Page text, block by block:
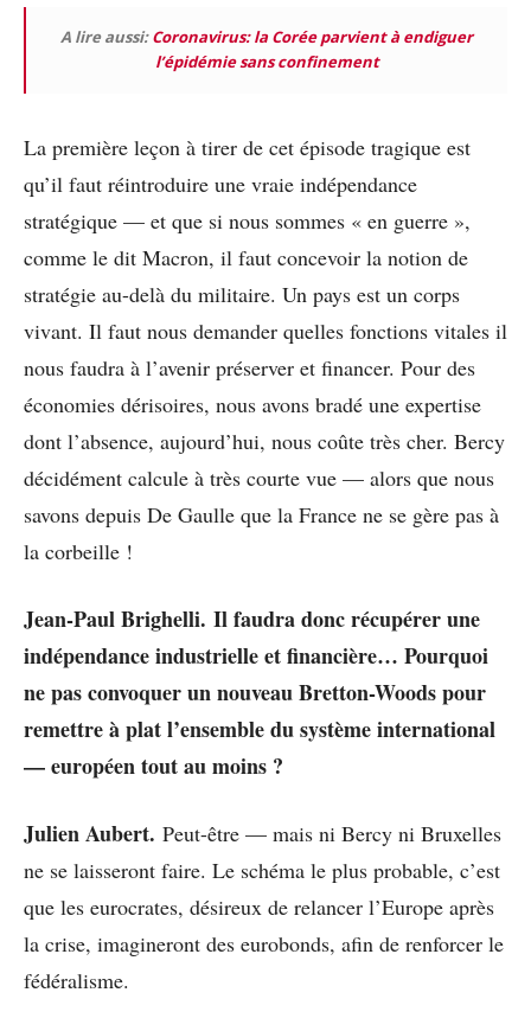
A lire aussi:Coronavirus: la Corée parvient à endiguer
l’épidémie sans confinement
La première leçon à tirer de cet épisode tragique est
qu’il faut réintroduire une vraie indépendance
stratégique — et que si nous sommes « en guerre »,
comme le dit Macron, il faut concevoir la notion de
stratégie au-delà du militaire. Un pays est un corps
vivant. Il faut nous demander quelles fonctions vitales il
nous faudra à l’avenir préserver et financer. Pour des
économies dérisoires, nous avons bradé une expertise
dont l’absence, aujourd’hui, nous coûte très cher. Bercy
décidément calcule à très courte vue — alors que nous
savons depuis De Gaulle que la France ne se gère pas à
la corbeille !
Jean-Paul Brighelli. Il faudra donc récupérer une
indépendance industrielle et financière… Pourquoi
ne pas convoquer un nouveau Bretton-Woods pour
remettre à plat l’ensemble du système international
— européen tout au moins ?
Julien Aubert. Peut-être — mais ni Bercy ni Bruxelles
ne se laisseront faire. Le schéma le plus probable, c’est
que les eurocrates, désireux de relancer l’Europe après
la crise, imagineront des eurobonds, afin de renforcer le
fédéralisme.